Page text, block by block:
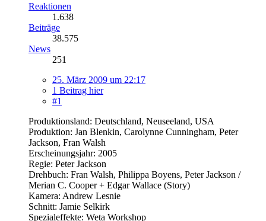
Reaktionen
1.638
Beiträge
38.575
News
251
25. März 2009 um 22:17
1 Beitrag hier
#1
Produktionsland: Deutschland, Neuseeland, USA
Produktion: Jan Blenkin, Carolynne Cunningham, Peter
Jackson, Fran Walsh
Erscheinungsjahr: 2005
Regie: Peter Jackson
Drehbuch: Fran Walsh, Philippa Boyens, Peter Jackson /
Merian C. Cooper + Edgar Wallace (Story)
Kamera: Andrew Lesnie
Schnitt: Jamie Selkirk
Spezialeffekte: Weta Workshop